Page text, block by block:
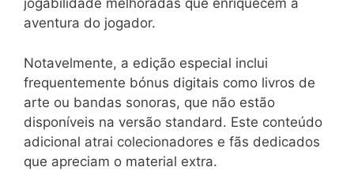
jogabilidade melhoradas que enriquecem a
aventura do jogador.
Notavelmente, a edição especial inclui
frequentemente bónus digitais como livros de
arte ou bandas sonoras, que não estão
disponíveis na versão standard. Este conteúdo
adicional atrai colecionadores e fãs dedicados
que apreciam o material extra.